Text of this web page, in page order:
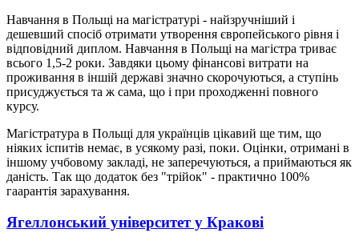
Навчання в Польщі на магістратурі - найзручніший і
дешевший спосіб отримати утворення європейського рівня і
відповідний диплом. Навчання в Польщі на магістра триває
всього 1,5-2 роки. Завдяки цьому фінансові витрати на
проживання в іншій державі значно скорочуються, а ступінь
присуджується та ж сама, що і при проходженні повного
курсу.
Магістратура в Польщі для українців цікавий ще тим, що
ніяких іспитів немає, в усякому разі, поки. Оцінки, отримані в
іншому учбовому закладі, не заперечуються, а приймаються як
даність. Так що додаток без "трійок" - практично 100%
гаарантія зарахування.
Ягеллонський університет у Кракові